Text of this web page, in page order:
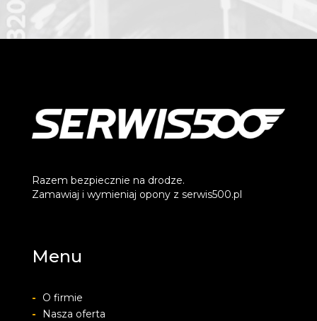
Razem bezpiecznie na drodze.
Zamawiaj i wymieniaj opony z serwis500.pl
Menu
-
O firmie
-
Nasza oferta